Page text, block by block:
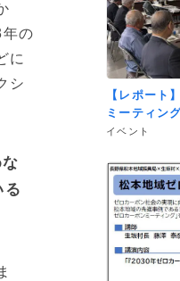
の
に
シ
る
【レポート
ミーティン
イベント